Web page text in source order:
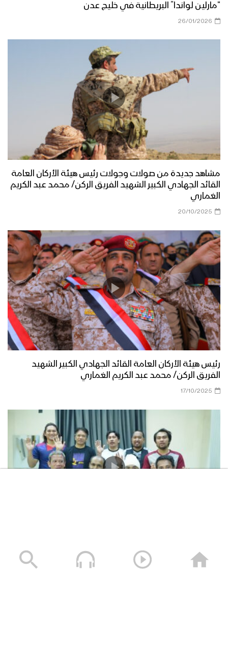
“مارلين لواندا” البريطانية في خليج عدن
26/01/2026
مشاهد جديدة من صولات وجولات رئيس هيئة الأركان العامة
القائد الجهادي الكبير الشهيد الفريق الركن/ محمد عبد الكريم
الغماري
20/10/2025
رئيس هيئة الأركان العامة القائد الجهادي الكبير الشهيد
الفريق الركن/ محمد عبد الكريم الغماري
17/10/2025
التي اغرقتها القوات المسلحة اليمنية